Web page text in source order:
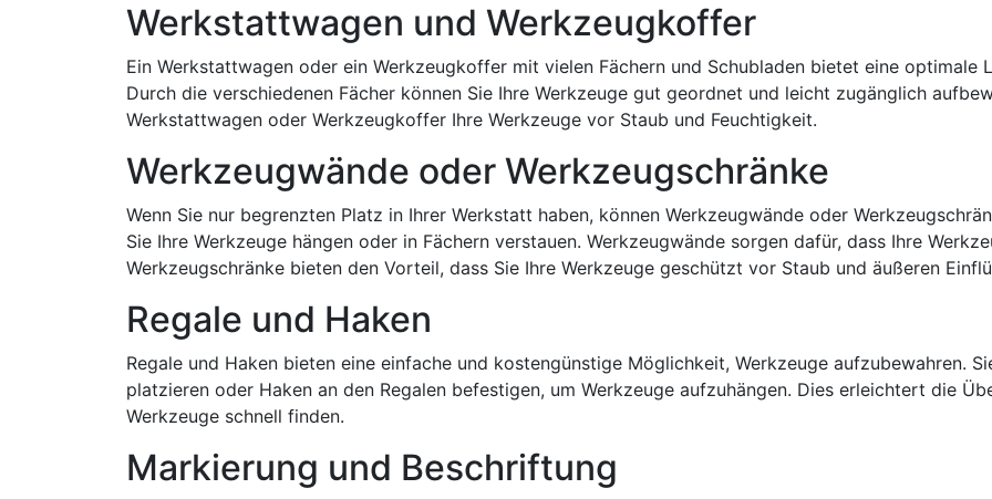
Werkstattwagen und Werkzeugkoffer
Ein Werkstattwagen oder ein Werkzeugkoffer mit vielen Fächern und Schubladen bietet eine optimale
Durch die verschiedenen Fächer können Sie Ihre Werkzeuge gut geordnet und leicht zugänglich
Werkstattwagen oder Werkzeugkoffer Ihre Werkzeuge vor Staub und Feuchtigkeit.
Werkzeugwände oder Werkzeugschränke
Wenn Sie nur begrenzten Platz in Ihrer Werkstatt haben, können Werkzeugwände oder
Sie Ihre Werkzeuge hängen oder in Fächern verstauen. Werkzeugwände sorgen dafür, dass Ihre
Werkzeugschränke bieten den Vorteil, dass Sie Ihre Werkzeuge geschützt vor Staub und äußeren
Regale und Haken
Regale und Haken bieten eine einfache und kostengünstige Möglichkeit, Werkzeuge aufzubewahren.
platzieren oder Haken an den Regalen befestigen, um Werkzeuge aufzuhängen. Dies erleichtert die
Werkzeuge schnell finden.
Markierung und Beschriftung